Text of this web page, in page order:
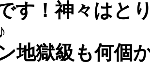
す！神々はと
地獄級も何個